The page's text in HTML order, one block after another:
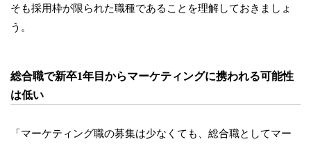
そも採用枠が限られた職種であることを理解しておきましょ
う。
総合職で新卒1年目からマーケティングに携われる可能性
は低い
「マーケティング職の募集は少なくても、総合職としてマー